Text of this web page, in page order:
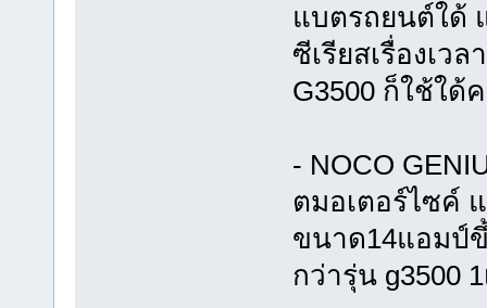
แบตรถยนต์ใด้
ซีเรียสเรื่องเว
G3500 ก็ใช้ใด้
- NOCO
ตมอเตอร์ไซค์
ขนาด14แอมป์
กว่ารุ่น g3500